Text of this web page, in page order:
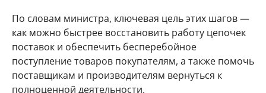
По словам министра, ключевая цель этих шагов —
как можно быстрее восстановить работу цепочек
поставок и обеспечить бесперебойное
поступление товаров покупателям, а также помочь
поставщикам и производителям вернуться к
полноценной деятельности.